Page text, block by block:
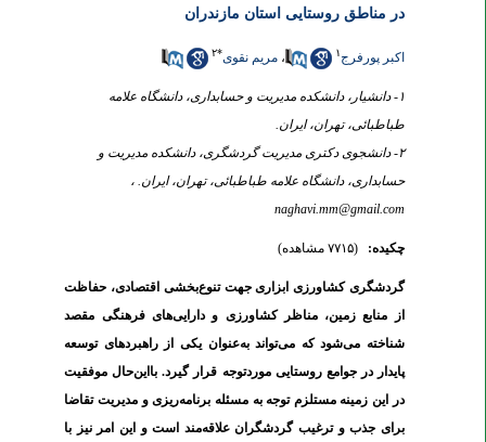
در مناطق روستایی استان مازندران
اکبر پورفرج ، مریم نقوی
۱- دانشیار، دانشکده مدیریت و حسابداری، دانشگاه علامه
طباطبائی، تهران، ایران.
۲- دانشجوی دکتری مدیریت گردشگری، دانشکده مدیریت و
حسابداری، دانشگاه علامه طباطبائی، تهران، ایران. ،
naghavi.mm@gmail.com
چکیده: (۷۷۱۵ مشاهده)
گردشگری کشاورزی ابزاری جهت تنوع‌بخشی اقتصادی، حفاظت
از منابع زمین، مناظر کشاورزی و دارایی‌های فرهنگی مقصد
شناخته می‌شودکه می‌تواند به‌عنوان یکی از راهبردهای توسعه
پایدار در جوامع روستایی موردتوجه قرار گیرد.بااین‌حال موفقیت
در این زمینه مستلزم توجه به مسئله برنامه‌ریزی و مدیریت تقاضا
برای جذب و ترغیب گردشگران علاقه‌مند است و این امر نیز با